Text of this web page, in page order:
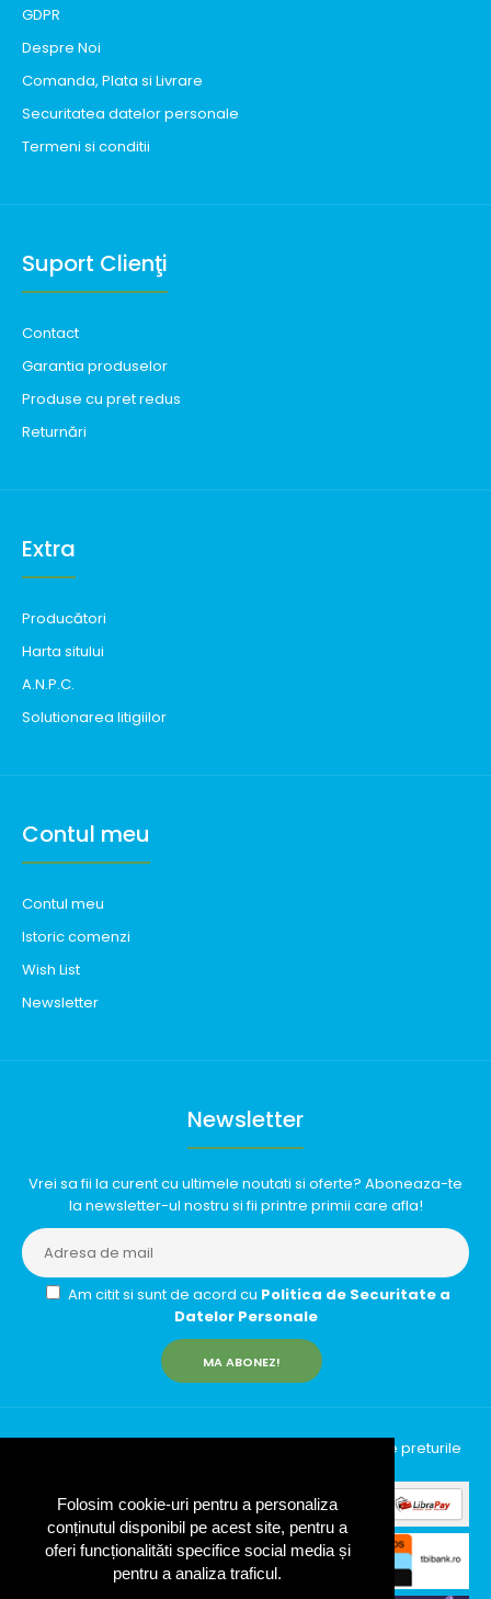
Folosim cookie-uri pentru a personaliza
conținutul disponibil pe acest site, pentru a
oferi funcționalităti specifice social media și
pentru a analiza traficul.
GDPR
Despre Noi
Comanda, Plata si Livrare
Securitatea datelor personale
Termeni si conditii
Suport Clienţi
Contact
Garantia produselor
Produse cu pret redus
Returnări
Extra
Producători
Harta sitului
A.N.P.C.
Solutionarea litigiilor
Contul meu
Contul meu
Istoric comenzi
Wish List
Newsletter
Newsletter
Vrei sa fii la curent cu ultimele noutati si oferte? Aboneaza-te
la newsletter-ul nostru si fii printre primii care afla!
Am citit si sunt de acord cu Politica de Securitate a
Datelor Personale
MA ABONEZ!
InfinityRun © 2026 Toate drepturile rezervate | Toate preturile